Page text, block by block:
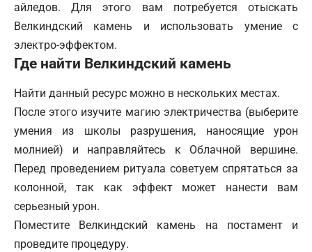
айледов. Для этого вам потребуется отыскать
Велкиндский камень и использовать умение с
электро-эффектом.
Где найти Велкиндский камень
Найти данный ресурс можно в нескольких местах.
После этого изучите магию электричества (выберите
умения из школы разрушения, наносящие урон
молнией) и направляйтесь к Облачной вершине.
Перед проведением ритуала советуем спрятаться за
колонной, так как эффект может нанести вам
серьезный урон.
Поместите Велкиндский камень на постамент и
проведите процедуру.